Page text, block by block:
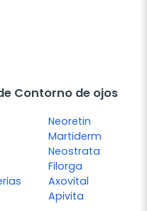
Contorno de ojos
Neoretin
Martiderm
Neostrata
Filorga
Axovital
Apivita